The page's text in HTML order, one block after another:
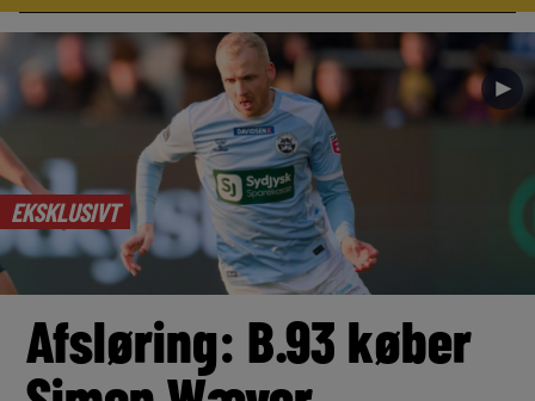
EKSKLUSIVT
►
Afsløring: B.93 køber